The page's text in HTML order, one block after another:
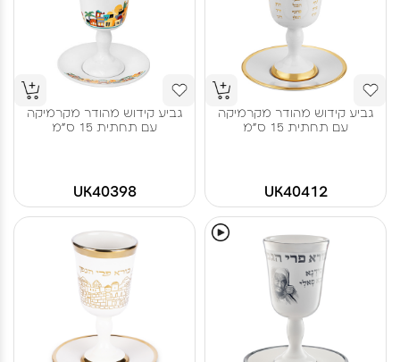
גביע קידוש מהודר מקרמיקה
עם תחתית 15 ס"מ
UK40412
גביע קידוש מהודר מקרמיקה
עם תחתית 15 ס"מ
UK40398